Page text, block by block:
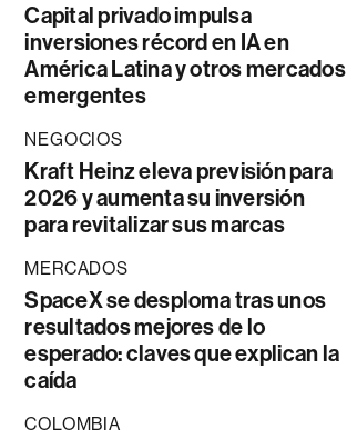
Capital privado impulsa
inversiones récord en IA en
América Latina y otros mercados
emergentes
NEGOCIOS
Kraft Heinz eleva previsión para
2026 y aumenta su inversión
para revitalizar sus marcas
MERCADOS
SpaceX se desploma tras unos
resultados mejores de lo
esperado: claves que explican la
caída
COLOMBIA